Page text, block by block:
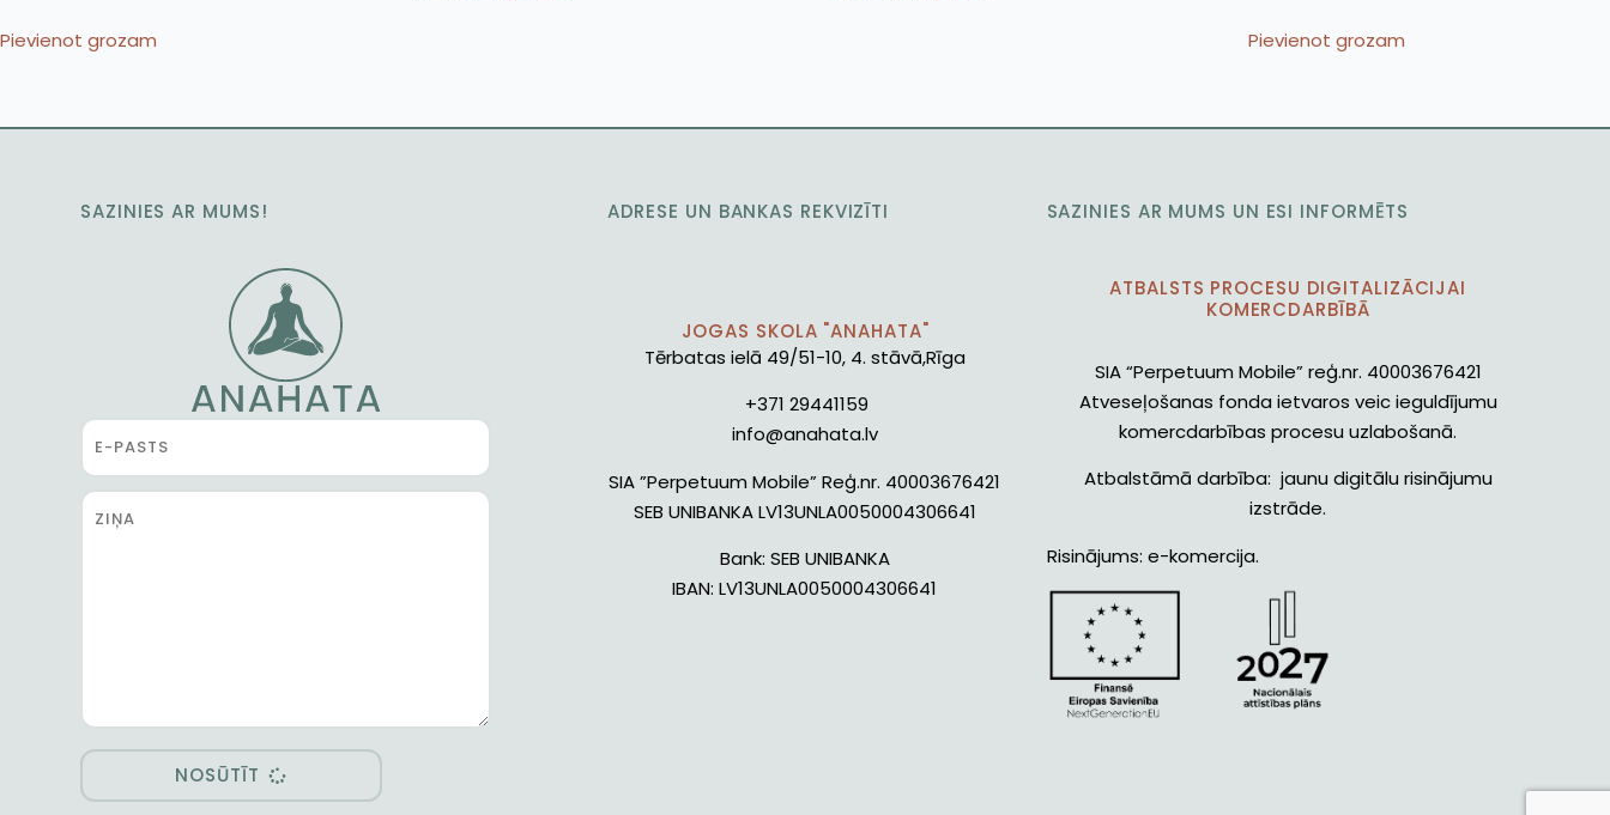
Pievienot grozam Pievienot grozam
SAZINIES AR MUMS!
NOSŪTĪT
ADRESE UN BANKAS REKVIZĪTI
JOGAS SKOLA "ANAHATA"
Tērbatas ielā 49/51-10, 4. stāvā,Rīga
+371 29441159
info@anahata.lv
SIA ”Perpetuum Mobile” Reģ.nr. 40003676421
SEB UNIBANKA LV13UNLA0050004306641
Bank: SEB UNIBANKA
IBAN: LV13UNLA0050004306641
SAZINIES AR MUMS UN ESI INFORMĒTS
ATBALSTS PROCESU DIGITALIZĀCIJAI
KOMERCDARBĪBĀ
SIA “Perpetuum Mobile” reģ.nr. 40003676421
Atveseļošanas fonda ietvaros veic ieguldījumu
komercdarbības procesu uzlabošanā.
Atbalstāmā darbība: jaunu digitālu risinājumu
izstrāde.
Risinājums: e-komercija.